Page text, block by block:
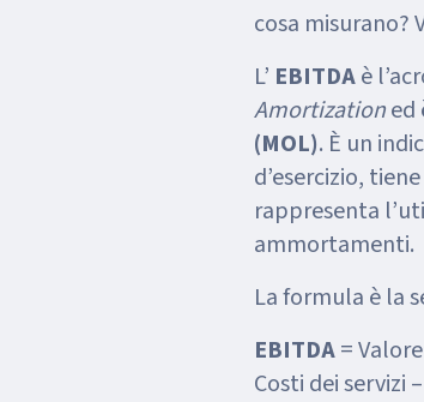
cosa misurano?
L’ EBITDAè
Amortizationed
(MOL). È un
d’esercizio,
rappresenta
ammortamenti.
La formula è la
EBITDA=
Costi dei servizi